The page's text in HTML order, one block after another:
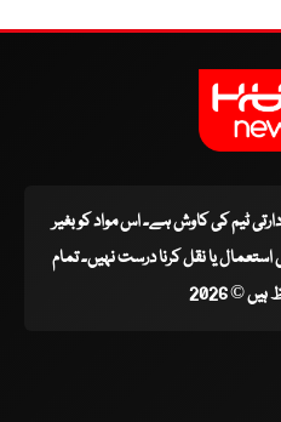
ٹیم کی کاوش ہے۔ اس مواد کو بغیر
یا نقل کرنا درست نہیں۔ تمام
© 2026